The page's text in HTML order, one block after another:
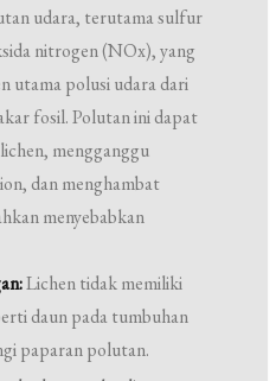
udara, terutama sulfur
nitrogen (NOx), yang
utama polusi udara dari
fosil. Polutan ini dapat
mengganggu
dan menghambat
menyebabkan
Lichen tidak memiliki
daun pada tumbuhan
paparan polutan.